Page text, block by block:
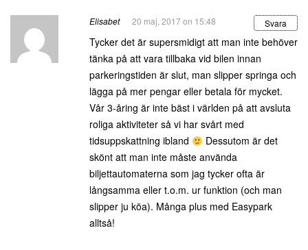
Elisabet 20 maj, 2017 on 15:48 Svara
Tycker det är supersmidigt att man inte behöver
tänka på att vara tillbaka vid bilen innan
parkeringstiden är slut, man slipper springa och
lägga på mer pengar eller betala för mycket.
Vår 3-åring är inte bäst i världen på att avsluta
roliga aktiviteter så vi har svårt med
tidsuppskattning ibland
Dessutom är det
skönt att man inte måste använda
biljettautomaterna som jag tycker ofta är
långsamma eller t.o.m. ur funktion (och man
slipper ju köa). Många plus med Easypark
alltså!